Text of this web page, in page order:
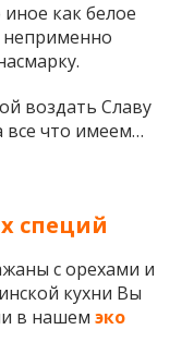
как белое
неприменно
воздать Славу
все что имеем…
специй
с орехами и
кухни Вы
в нашем эко